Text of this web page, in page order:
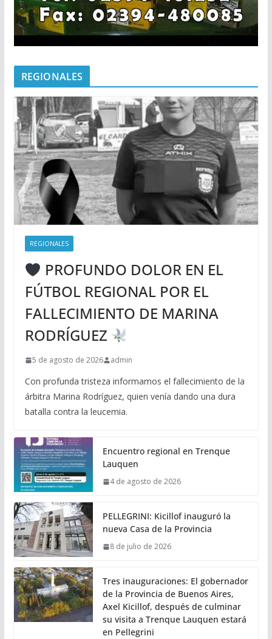
REGIONALES
REGIONALES
PROFUNDO DOLOR EN EL
FÚTBOL REGIONAL POR EL
FALLECIMIENTO DE MARINA
RODRÍGUEZ
5 de agosto de 2026 admin
Con profunda tristeza informamos el fallecimiento de la
árbitra Marina Rodríguez, quien venía dando una dura
batalla contra la leucemia.
Encuentro regional en Trenque
Lauquen
4 de agosto de 2026
PELLEGRINI: Kicillof inauguró la
nueva Casa de la Provincia
8 de julio de 2026
Tres inauguraciones: El gobernador
de la Provincia de Buenos Aires,
Axel Kicillof, después de culminar
su visita a Trenque Lauquen estará
en Pellegrini